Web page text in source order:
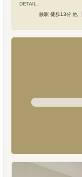
DETAIL :
蕨駅 徒歩13分 他